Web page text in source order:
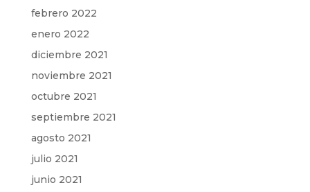
febrero 2022
enero 2022
diciembre 2021
noviembre 2021
octubre 2021
septiembre 2021
agosto 2021
julio 2021
junio 2021